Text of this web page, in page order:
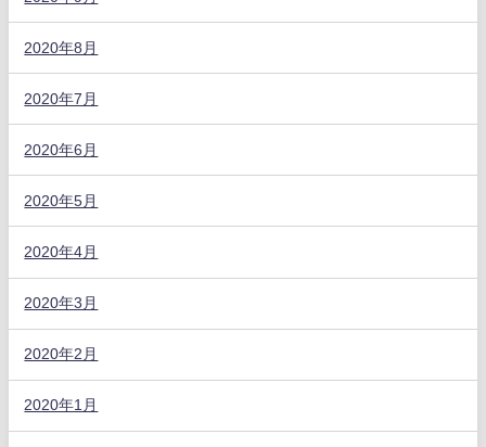
2020年8月
2020年7月
2020年6月
2020年5月
2020年4月
2020年3月
2020年2月
2020年1月